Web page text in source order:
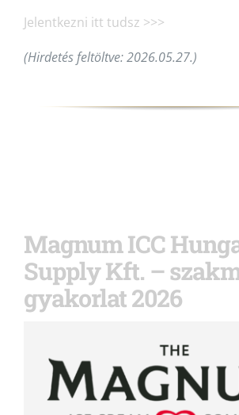
Jelentkezni itt tudsz >>>
(Hirdetés feltöltve: 2026.05.27.)
Magnum ICC
Supply Kft. –
gyakorlat 2026